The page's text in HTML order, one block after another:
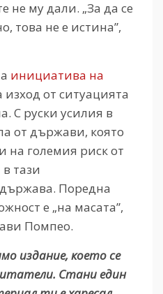
не му дали. „За да се
това не е истина”,
инициатива на
изход от ситуацията
С руски усилия в
от държави, която
на големия риск от
тази
Поредна
е „на масата”,
Помпео.
издание, което се
Стани един